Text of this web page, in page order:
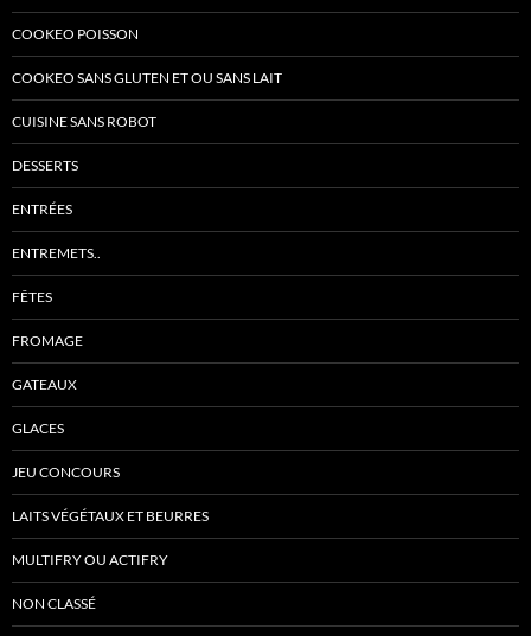
COOKEO POISSON
COOKEO SANS GLUTEN ET OU SANS LAIT
CUISINE SANS ROBOT
DESSERTS
ENTRÉES
ENTREMETS..
FÊTES
FROMAGE
GATEAUX
GLACES
JEU CONCOURS
LAITS VÉGÉTAUX ET BEURRES
MULTIFRY OU ACTIFRY
NON CLASSÉ